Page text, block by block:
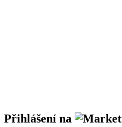
Přihlášení na